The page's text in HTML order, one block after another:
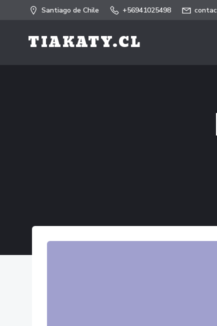
Santiago de Chile +56941025498
TIAKATY.CL